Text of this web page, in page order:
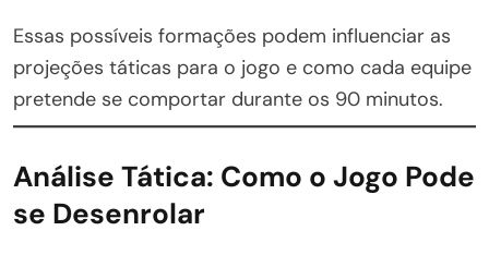
Essas possíveis formações podem influenciar as
projeções táticas para o jogo e como cada equipe
pretende se comportar durante os 90 minutos.
Análise Tática: Como o Jogo Pode
se Desenrolar